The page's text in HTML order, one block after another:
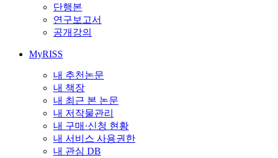
단행본
연구보고서
공개강의
MyRISS
내 추천논문
내 책장
내 최근 본 논문
내 저작물관리
내 구매·신청 현황
내 서비스 사용권한
내 관심 DB